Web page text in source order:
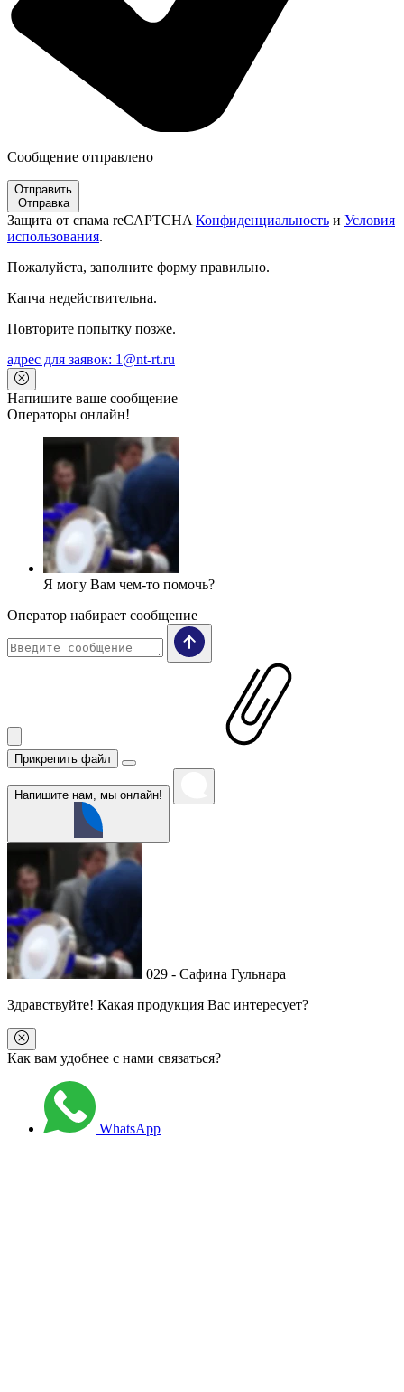
Сообщение отправлено
Отправить
Отправка
Защита от спама reCAPTCHA Конфиденциальность и Условия
использования.
Пожалуйста, заполните форму правильно.
Капча недействительна.
Повторите попытку позже.
адрес для заявок: 1@nt-rt.ru
Напишите ваше сообщение
Операторы онлайн!
Я могу Вам чем-то помочь?
Оператор набирает сообщение
Прикрепить файл
Напишите нам, мы онлайн!
029 - Сафина Гульнара
Здравствуйте! Какая продукция Вас интересует?
Как вам удобнее с нами связаться?
WhatsApp